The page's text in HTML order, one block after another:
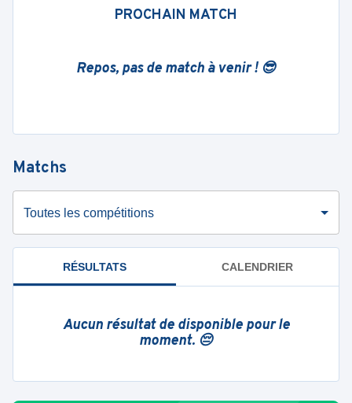
PROCHAIN MATCH
Repos, pas de match à venir ! 😎
Matchs
Toutes les compétitions
RÉSULTATS CALENDRIER
Aucun résultat de disponible pour le
moment. 😔